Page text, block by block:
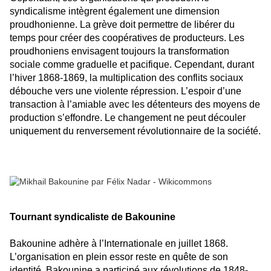
syndicalisme intègrent également une dimension
proudhonienne. La grève doit permettre de libérer du
temps pour créer des coopératives de producteurs. Les
proudhoniens envisagent toujours la transformation
sociale comme graduelle et pacifique. Cependant, durant
l’hiver 1868-1869, la multiplication des conflits sociaux
débouche vers une violente répression. L’espoir d’une
transaction à l’amiable avec les détenteurs des moyens de
production s’effondre. Le changement ne peut découler
uniquement du renversement révolutionnaire de la société.
Tournant syndicaliste de Bakounine
Bakounine adhère à l’Internationale en juillet 1868.
L’organisation en plein essor reste en quête de son